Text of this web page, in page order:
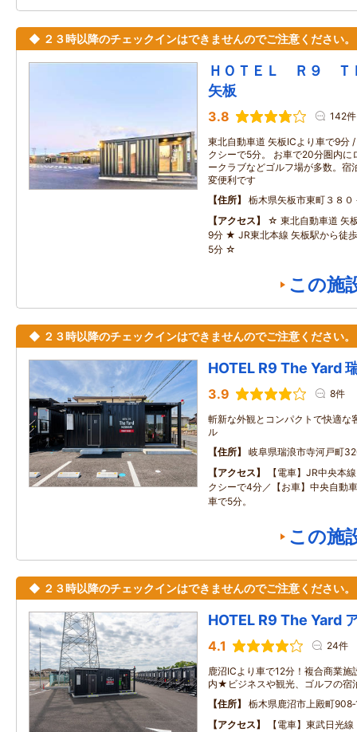
◆ ２３時以降のチェックインはできませんのでご注意ください。
ＨＯＴＥＬ Ｒ９
矢板
3.8 142件
東北自動車道 矢板ICより車で9分
クシーで5分。 お車で20分圏内に
ークラブなどゴルフ場が多数。宿
変便利です
住所
栃木県矢板市東町３８０
アクセス
☆ 東北自動車道 矢
9分 ★ JR東北本線 矢板駅から徒
5分 ☆
この施
◆ ２３時以降のチェックインはできませんのでご注意ください。
HOTEL R9 The Yard
3.9 8件
斬新な外観とコンパクトで快適な
ル
住所
岐阜県瑞浪市寺河戸町
アクセス
【電車】JR中央本
クシーで4分／【お車】中央自動
車で5分。
この施
◆ ２３時以降のチェックインはできませんのでご注意ください。
HOTEL R9 The Yard
4.1 24件
鹿沼ICより車で12分！複合商業
内★ビジネスや観光、ゴルフの宿
住所
栃木県鹿沼市上殿町
アクセス
【電車】東武日光